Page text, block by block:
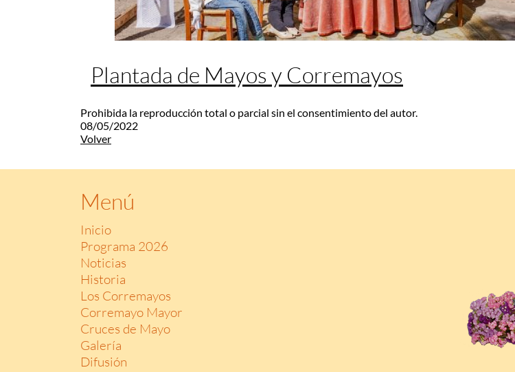
Plantada de Mayos y Corremayos
Prohibida la reproducción total o parcial sin el consentimiento del autor.
08/05/2022
Volver
Menú
Inicio
Programa 2026
Noticias
Historia
Los Corremayos
Corremayo Mayor
Cruces de Mayo
Galería
Difusión